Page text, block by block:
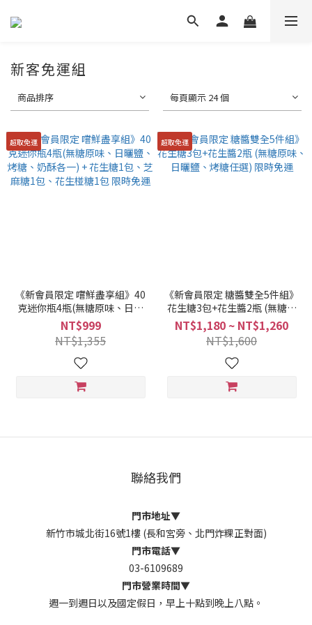
新客免運組
商品排序 每頁顯示 24 個
超取免運
《新會員限定 嚐鮮盡享組》40
克迷你瓶4瓶(無糖原味、日曬
鹽、烤糖、奶酥各一) + 花生糖
1包、芝麻糖1包、花生椪糖1包
限時免運
NT$999
NT$1,355
超取免運
《新會員限定 糖醬雙全5件組》
花生糖3包+花生醬2瓶 (無糖原
味、日曬鹽、烤糖任選) 限時免
運
NT$1,180 ~ NT$1,260
NT$1,600
聯絡我們
門市地址▼
新竹市城北街16號1樓 (長和宮旁、北門炸粿正對面)
門市電話▼
03-6109689
門市營業時間▼
週一到週日以及國定假日，早上十點到晚上八點。